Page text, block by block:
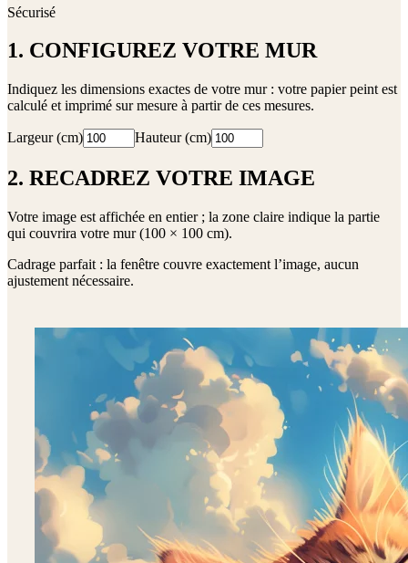
Sécurisé
1. CONFIGUREZ VOTRE MUR
Indiquez les dimensions exactes de votre mur : votre papier peint est
calculé et imprimé sur mesure à partir de ces mesures.
Largeur (cm) Hauteur (cm)
2. RECADREZ VOTRE IMAGE
Votre image est affichée en entier ; la zone claire indique la partie
qui couvrira votre mur (100 × 100 cm).
Cadrage parfait : la fenêtre couvre exactement l’image, aucun
ajustement nécessaire.